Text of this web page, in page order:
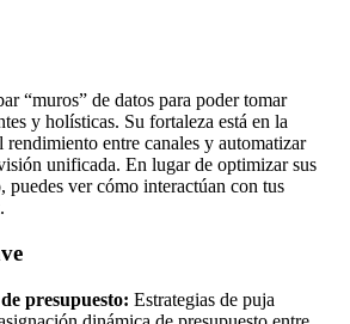
“muros” de datos para poder tomar
y holísticas. Su fortaleza está en la
rendimiento entre canales y automatizar
unificada. En lugar de optimizar sus
ver cómo interactúan con tus
presupuesto: Estrategias de puja